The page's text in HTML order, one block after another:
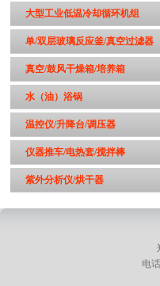
大型工业低温冷却循环机组
单/双层玻璃反应釜/真空过滤器
真空/鼓风干燥箱/培养箱
水（油）浴锅
温控仪/升降台/调压器
仪器推车/电热套/搅拌棒
紫外分析仪/烘干器
电